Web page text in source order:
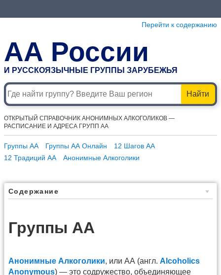
Перейти к содержанию
АА России
И РУССКОЯЗЫЧНЫЕ ГРУППЫ ЗАРУБЕЖЬЯ
Найти
ОТКРЫТЫЙ СПРАВОЧНИК АНОНИМНЫХ АЛКОГОЛИКОВ —
РАСПИСАНИЕ И АДРЕСА ГРУПП АА
Группы АА Группы АА Онлайн
12 Шагов АА
12 Традиций АА
Анонимные Алкоголики
Содержание
Группы АА
Анонимные Алкоголики, или АА (англ. Alcoholics
Anonymous) — это содружество, объединяющее